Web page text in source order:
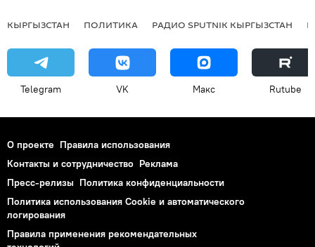
КЫРГЫЗСТАН ПОЛИТИКА РАДИО SPUTNIK КЫРГЫЗСТАН
Telegram VK Макс Rutube
О проекте Правила использования
Контакты и сотрудничество Реклама
Пресс-релизы Политика конфиденциальности
Политика использования Cookie и автоматического
логирования
Правила применения рекомендательных